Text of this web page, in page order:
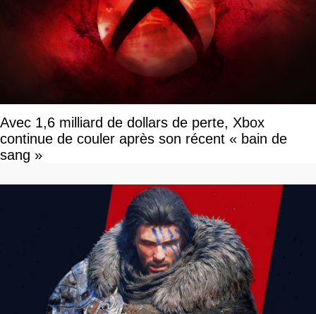
Avec 1,6 milliard de dollars de perte, Xbox
continue de couler après son récent « bain de
sang »